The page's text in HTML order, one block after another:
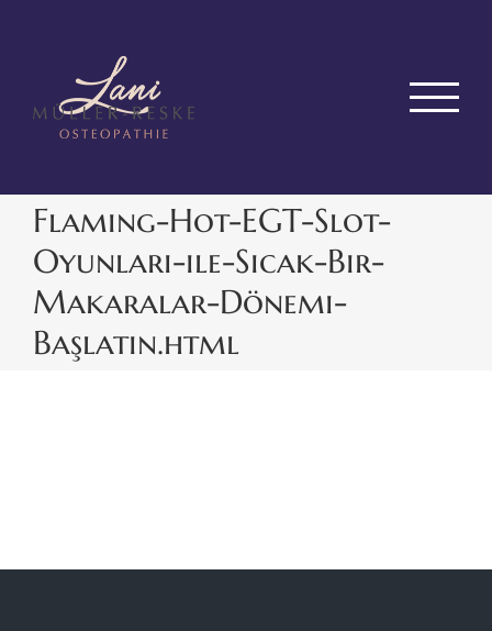
springen
Flaming-Hot-EGT-Slot-
Oyunları-ile-Sıcak-Bir-
Makaralar-Dönemi-
Başlatın.html